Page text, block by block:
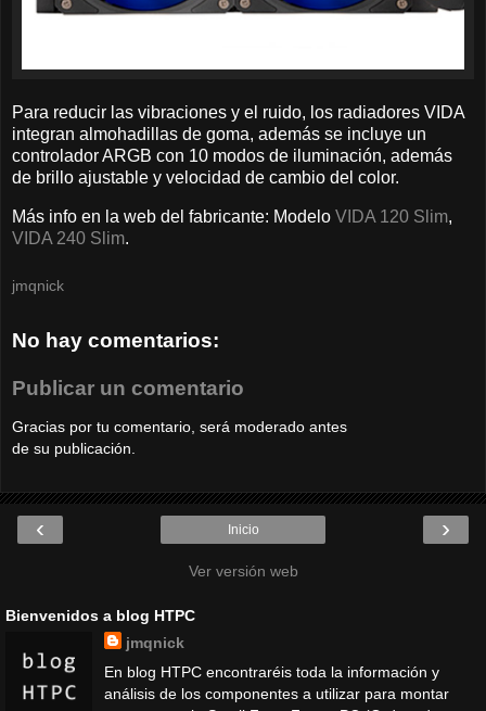
Para reducir las vibraciones y el ruido, los radiadores VIDA
integran almohadillas de goma, además se incluye un
controlador ARGB con 10 modos de iluminación, además
de brillo ajustable y velocidad de cambio del color.
Más info en la web del fabricante: Modelo VIDA 120 Slim,
VIDA 240 Slim.
jmqnick
No hay comentarios:
Publicar un comentario
Gracias por tu comentario, será moderado antes
de su publicación.
‹ ›
Inicio
Ver versión web
Bienvenidos a blog HTPC
jmqnick
En blog HTPC encontraréis toda la información y
análisis de los componentes a utilizar para montar